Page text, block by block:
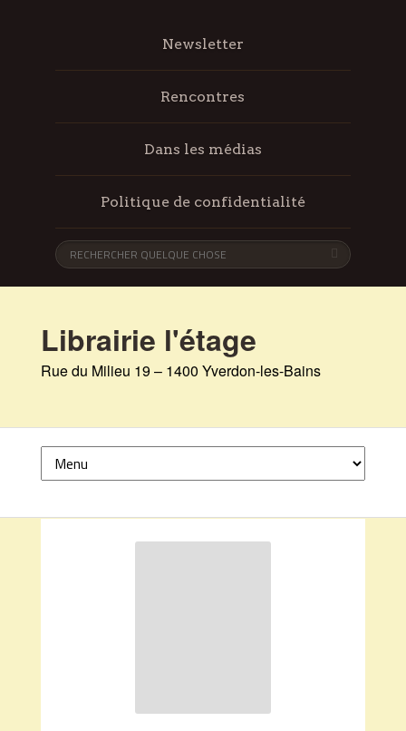
Newsletter
Rencontres
Dans les médias
Politique de confidentialité
Librairie l'étage
Rue du Milieu 19 – 1400 Yverdon-les-Bains